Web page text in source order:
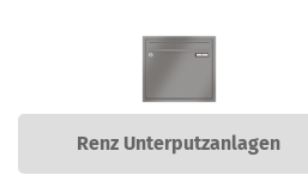
Renz Unterputzanlagen